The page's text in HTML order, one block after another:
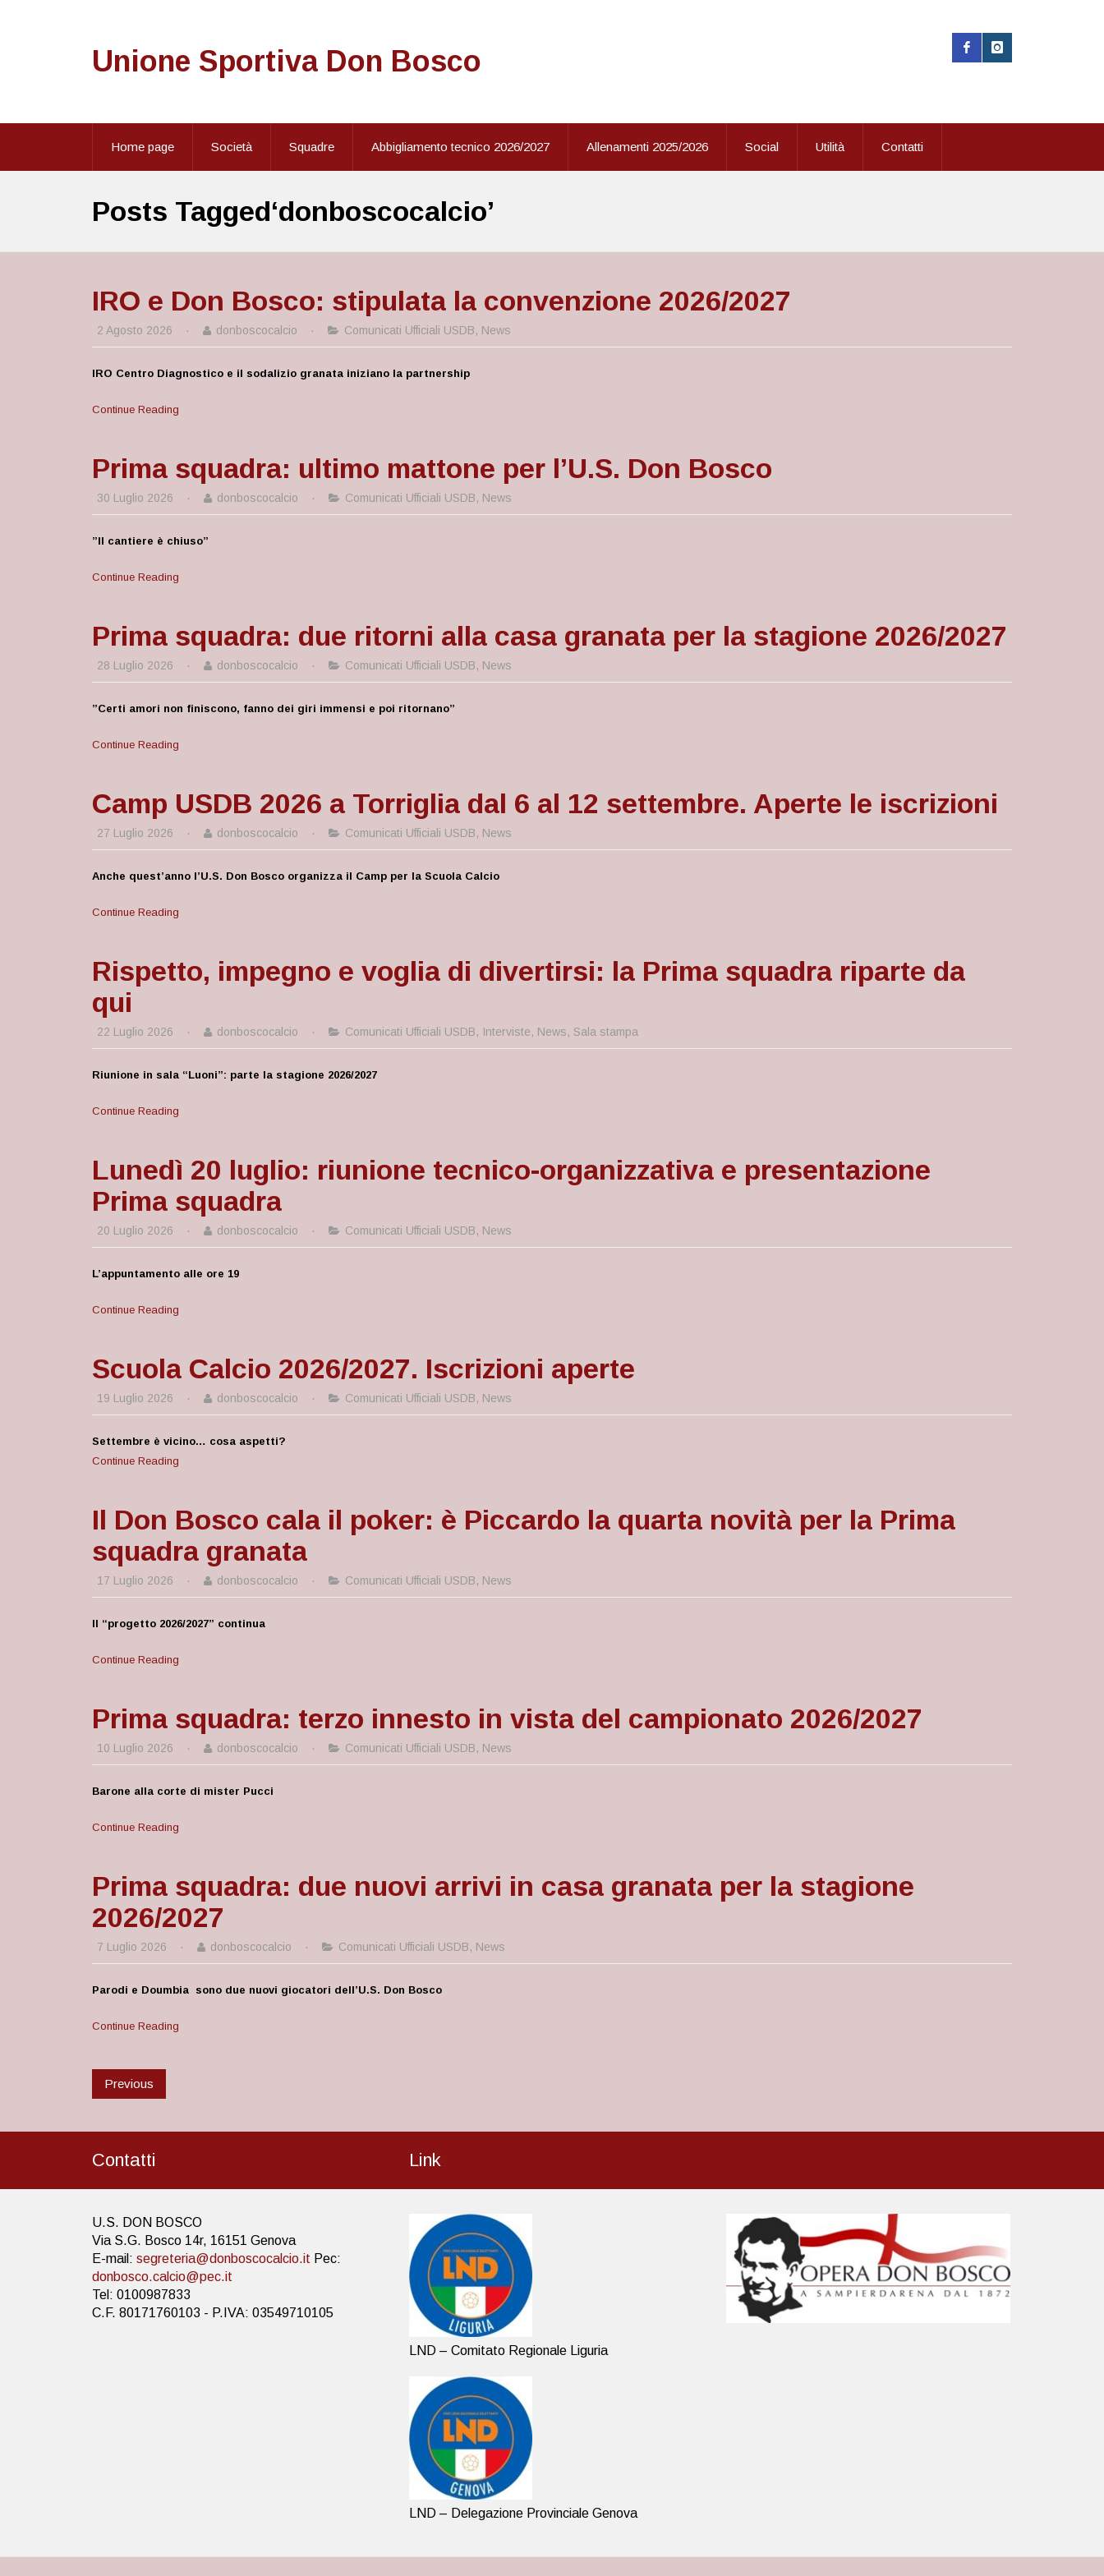
Unione Sportiva Don Bosco
Home page Società Squadre Abbigliamento tecnico 2026/2027 Allenamenti 2025/2026 Social Utilità Contatti
Posts Tagged‘donboscocalcio’
IRO e Don Bosco: stipulata la convenzione 2026/2027
2 Agosto 2026 · donboscocalcio · Comunicati Ufficiali USDB, News
IRO Centro Diagnostico e il sodalizio granata iniziano la partnership
Continue Reading
Prima squadra: ultimo mattone per l’U.S. Don Bosco
30 Luglio 2026 · donboscocalcio · Comunicati Ufficiali USDB, News
”Il cantiere è chiuso”
Continue Reading
Prima squadra: due ritorni alla casa granata per la stagione 2026/2027
28 Luglio 2026 · donboscocalcio · Comunicati Ufficiali USDB, News
”Certi amori non finiscono, fanno dei giri immensi e poi ritornano”
Continue Reading
Camp USDB 2026 a Torriglia dal 6 al 12 settembre. Aperte le iscrizioni
27 Luglio 2026 · donboscocalcio · Comunicati Ufficiali USDB, News
Anche quest’anno l’U.S. Don Bosco organizza il Camp per la Scuola Calcio
Continue Reading
Rispetto, impegno e voglia di divertirsi: la Prima squadra riparte da
qui
22 Luglio 2026 · donboscocalcio · Comunicati Ufficiali USDB, Interviste, News, Sala stampa
Riunione in sala “Luoni”: parte la stagione 2026/2027
Continue Reading
Lunedì 20 luglio: riunione tecnico-organizzativa e presentazione
Prima squadra
20 Luglio 2026 · donboscocalcio · Comunicati Ufficiali USDB, News
L’appuntamento alle ore 19
Continue Reading
Scuola Calcio 2026/2027. Iscrizioni aperte
19 Luglio 2026 · donboscocalcio · Comunicati Ufficiali USDB, News
Settembre è vicino… cosa aspetti?
Continue Reading
Il Don Bosco cala il poker: è Piccardo la quarta novità per la Prima
squadra granata
17 Luglio 2026 · donboscocalcio · Comunicati Ufficiali USDB, News
Il “progetto 2026/2027” continua
Continue Reading
Prima squadra: terzo innesto in vista del campionato 2026/2027
10 Luglio 2026 · donboscocalcio · Comunicati Ufficiali USDB, News
Barone alla corte di mister Pucci
Continue Reading
Prima squadra: due nuovi arrivi in casa granata per la stagione
2026/2027
7 Luglio 2026 · donboscocalcio · Comunicati Ufficiali USDB, News
Parodi e Doumbia sono due nuovi giocatori dell’U.S. Don Bosco
Continue Reading
Previous
Contatti
U.S. DON BOSCO
Via S.G. Bosco 14r, 16151 Genova
E-mail: segreteria@donboscocalcio.it Pec:
donbosco.calcio@pec.it
Tel: 0100987833
C.F. 80171760103 - P.IVA: 03549710105
Link
LND – Comitato Regionale Liguria
LND – Delegazione Provinciale Genova